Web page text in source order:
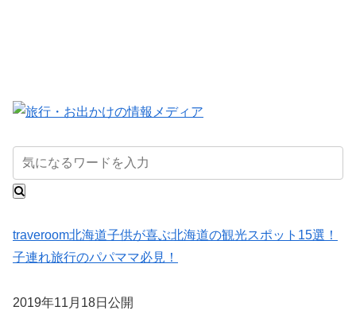
traveroom北海道子供が喜ぶ北海道の観光スポット15選！
子連れ旅行のパパママ必見！
2019年11月18日公開